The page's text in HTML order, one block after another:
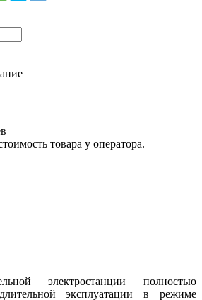
товара у оператора.
электростанции полностью
эксплуатации в режиме